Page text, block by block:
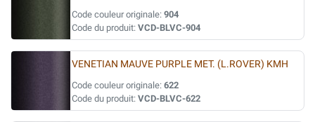
Code couleur originale: 904
Code du produit: VCD-BLVC-904
VENETIAN MAUVE PURPLE MET. (L.ROVER) KMH
Code couleur originale: 622
Code du produit: VCD-BLVC-622